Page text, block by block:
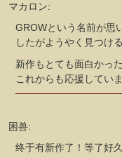
マカロン:
GROWという名前が思
したがようやく見つけ
新作もとても面白かっ
これからも応援してい
困兽:
终于有新作了！等了好